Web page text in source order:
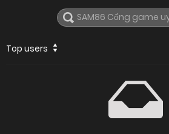
Top users